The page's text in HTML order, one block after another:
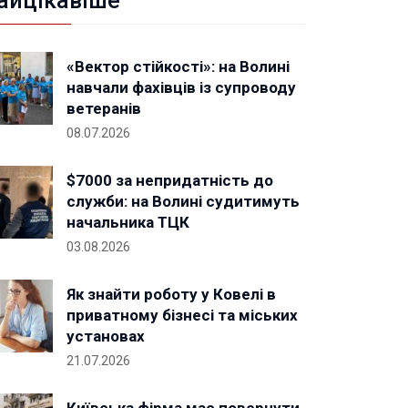
«Вектор стійкості»: на Волині
навчали фахівців із супроводу
ветеранів
08.07.2026
$7000 за непридатність до
служби: на Волині судитимуть
начальника ТЦК
03.08.2026
Як знайти роботу у Ковелі в
приватному бізнесі та міських
установах
21.07.2026